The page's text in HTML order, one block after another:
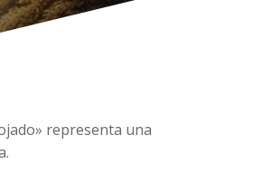
representa una